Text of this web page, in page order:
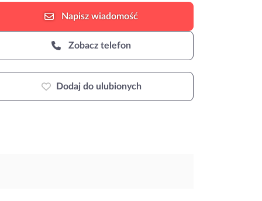
Napisz wiadomość
Zobacz telefon
Dodaj do ulubionych